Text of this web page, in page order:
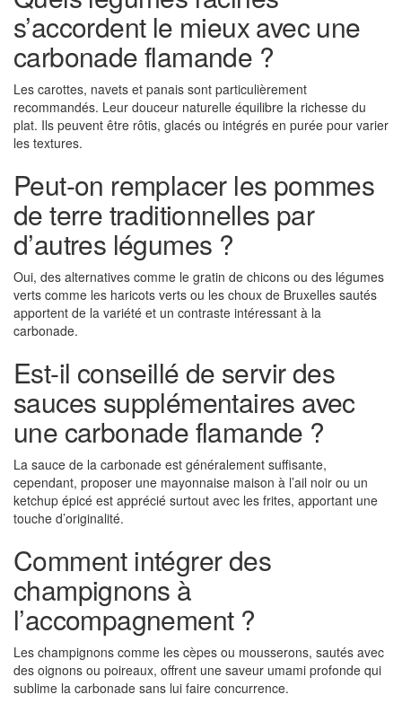
s’accordent le mieux avec une
carbonade flamande ?
Les carottes, navets et panais sont particulièrement
recommandés. Leur douceur naturelle équilibre la richesse du
plat. Ils peuvent être rôtis, glacés ou intégrés en purée pour varier
les textures.
Peut-on remplacer les pommes
de terre traditionnelles par
d’autres légumes ?
Oui, des alternatives comme le gratin de chicons ou des légumes
verts comme les haricots verts ou les choux de Bruxelles sautés
apportent de la variété et un contraste intéressant à la
carbonade.
Est-il conseillé de servir des
sauces supplémentaires avec
une carbonade flamande ?
La sauce de la carbonade est généralement suffisante,
cependant, proposer une mayonnaise maison à l’ail noir ou un
ketchup épicé est apprécié surtout avec les frites, apportant une
touche d’originalité.
Comment intégrer des
champignons à
l’accompagnement ?
Les champignons comme les cèpes ou mousserons, sautés avec
des oignons ou poireaux, offrent une saveur umami profonde qui
sublime la carbonade sans lui faire concurrence.